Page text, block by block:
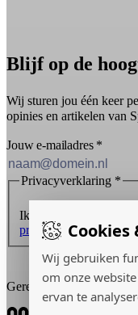
Cookies
Wij gebruiken
om onze
ervan te
Blijf op de
Wij sturen jou één keer
opinies en artikelen van
Jouw e-mailadres *
Privacyverklaring *
Ik ontvang graag de
privacyverklaring.
Gerealiseerd door: